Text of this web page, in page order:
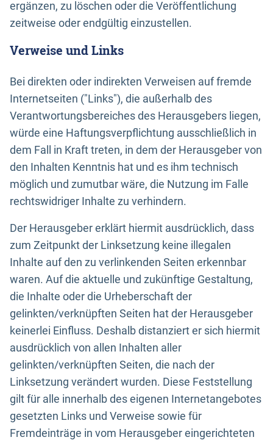
ergänzen, zu löschen oder die Veröffentlichung
zeitweise oder endgültig einzustellen.
Verweise und Links
Bei direkten oder indirekten Verweisen auf fremde
Internetseiten ("Links"), die außerhalb des
Verantwortungsbereiches des Herausgebers liegen,
würde eine Haftungsverpflichtung ausschließlich in
dem Fall in Kraft treten, in dem der Herausgeber von
den Inhalten Kenntnis hat und es ihm technisch
möglich und zumutbar wäre, die Nutzung im Falle
rechtswidriger Inhalte zu verhindern.
Der Herausgeber erklärt hiermit ausdrücklich, dass
zum Zeitpunkt der Linksetzung keine illegalen
Inhalte auf den zu verlinkenden Seiten erkennbar
waren. Auf die aktuelle und zukünftige Gestaltung,
die Inhalte oder die Urheberschaft der
gelinkten/verknüpften Seiten hat der Herausgeber
keinerlei Einfluss. Deshalb distanziert er sich hiermit
ausdrücklich von allen Inhalten aller
gelinkten/verknüpften Seiten, die nach der
Linksetzung verändert wurden. Diese Feststellung
gilt für alle innerhalb des eigenen Internetangebotes
gesetzten Links und Verweise sowie für
Fremdeinträge in vom Herausgeber eingerichteten